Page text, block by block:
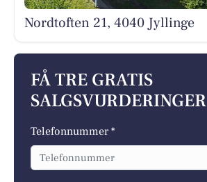
Nordtoften 21, 4040 Jyllinge
FÅ TRE GRATIS
SALGSVURDERINGER
Telefonnummer *